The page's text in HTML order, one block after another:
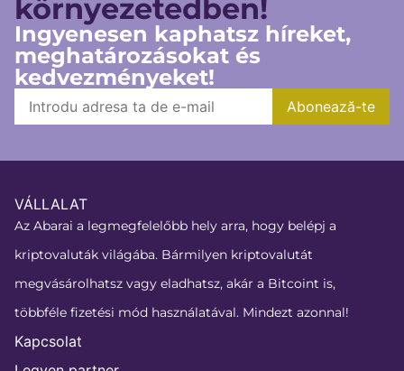
környezetedben!
Ingyenesen kaphatsz híreket,
meghatározásokat és
kedvezményeket!
VÁLLALAT
Az Abarai a legmegfelelőbb hely arra, hogy belépj a
kriptovaluták világába. Bármilyen kriptovalutát
megvásárolhatsz vagy eladhatsz, akár a Bitcoint is,
többféle fizetési mód használatával. Mindezt azonnal!
Kapcsolat